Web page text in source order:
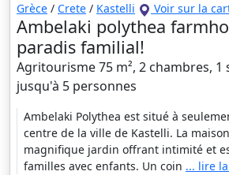
Grèce / Crete / Kastelli Voir sur la
Ambelaki polythea
paradis familial!
Agritourisme 75 m², 2 chambres, 1
jusqu'à 5 personnes
Ambelaki Polythea est situé à
centre de la ville de Kastelli. La
magnifique jardin offrant intimité et
familles avec enfants. Un coin ... lire